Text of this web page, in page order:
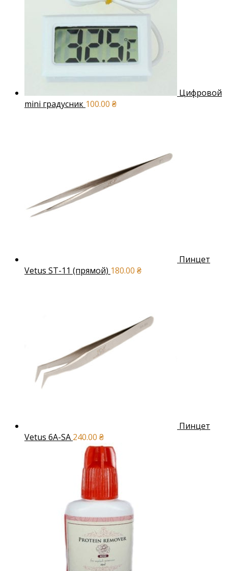
Цифровой
mini градусник 100.00 ₴
Пинцет
Vetus ST-11 (прямой) 180.00 ₴
Пинцет
Vetus 6A-SA 240.00 ₴